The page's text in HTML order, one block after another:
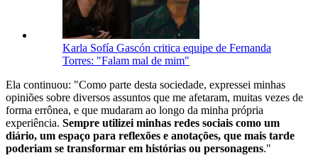
Karla Sofía Gascón critica equipe de Fernanda
Torres: "Falam mal de mim"
Ela continuou: "Como parte desta sociedade, expressei minhas
opiniões sobre diversos assuntos que me afetaram, muitas vezes de
forma errônea, e que mudaram ao longo da minha própria
experiência. Sempre utilizei minhas redes sociais como um
diário, um espaço para reflexões e anotações, que mais tarde
poderiam se transformar em histórias ou personagens."